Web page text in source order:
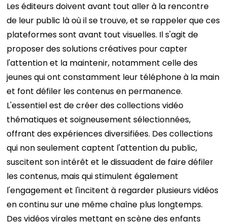
Les éditeurs doivent avant tout aller à la rencontre
de leur public là où il se trouve, et se rappeler que ces
plateformes sont avant tout visuelles. Il s'agit de
proposer des solutions créatives pour capter
l'attention et la maintenir, notamment celle des
jeunes qui ont constamment leur téléphone à la main
et font défiler les contenus en permanence.
L'essentiel est de créer des collections vidéo
thématiques et soigneusement sélectionnées,
offrant des expériences diversifiées. Des collections
qui non seulement captent l'attention du public,
suscitent son intérêt et le dissuadent de faire défiler
les contenus, mais qui stimulent également
l'engagement et l'incitent à regarder plusieurs vidéos
en continu sur une même chaîne plus longtemps.
Des vidéos virales mettant en scène des enfants